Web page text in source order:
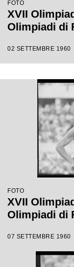
FOTO
XVII
Olimpiadi di
02 SETTEMBRE 1960
FOTO
XVII
Olimpiadi di
07 SETTEMBRE 1960